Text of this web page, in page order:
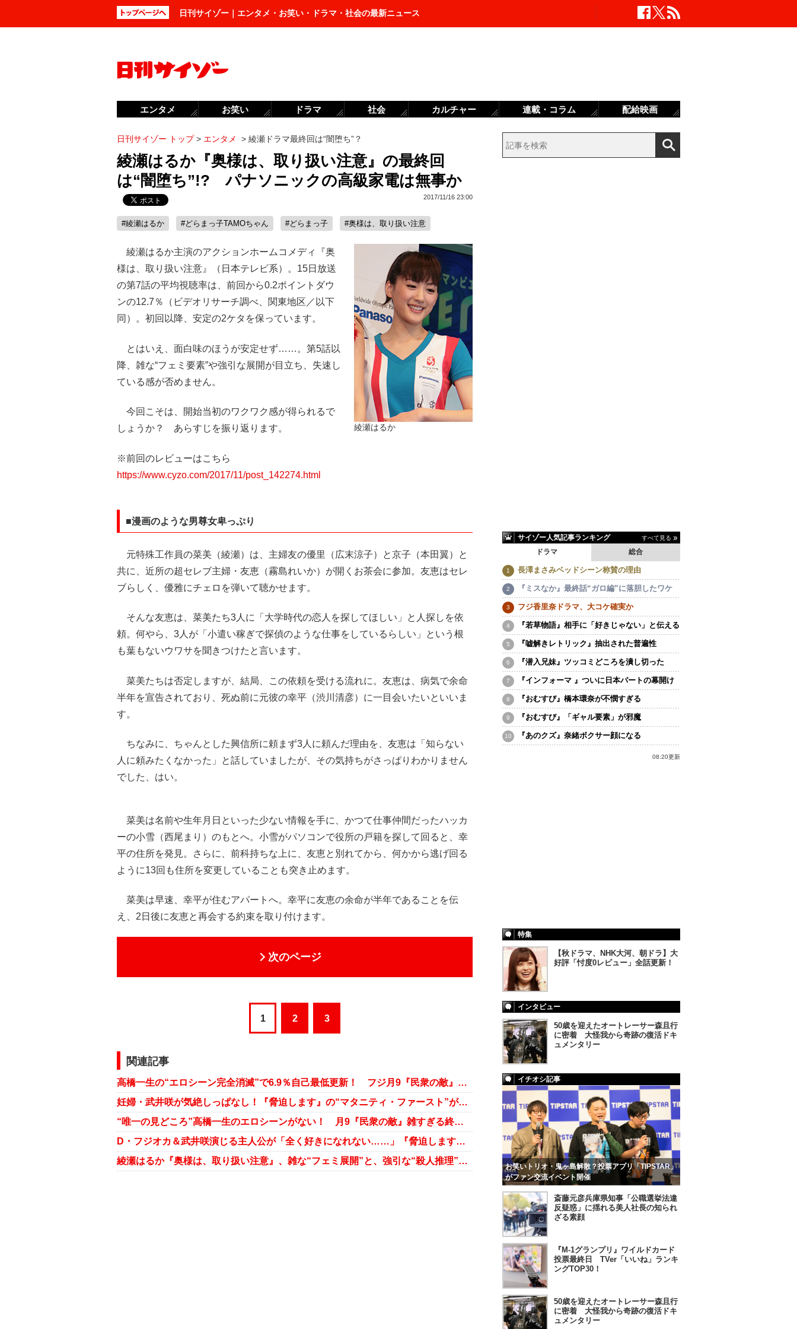
日刊サイゾー｜エンタメ・お笑い・ドラマ・社会の最新ニュース
日刊サイゾー トップ> エンタメ > 綾瀬ドラマ最終回は“闇堕ち”？
綾瀬はるか『奥様は、取り扱い注意』の最終回
は“闇堕ち”!? パナソニックの高級家電は無事か
2017/11/16 23:00
#綾瀬はるか #どらまっ子TAMOちゃん #どらまっ子 #奥様は、取り扱い注意
綾瀬はるか
綾瀬はるか主演のアクションホームコメディ『奥
様は、取り扱い注意』（日本テレビ系）。15日放送
の第7話の平均視聴率は、前回から0.2ポイントダウ
ンの12.7％（ビデオリサーチ調べ、関東地区／以下
同）。初回以降、安定の2ケタを保っています。
とはいえ、面白味のほうが安定せず……。第5話以
降、雑な“フェミ要素”や強引な展開が目立ち、失速し
ている感が否めません。
今回こそは、開始当初のワクワク感が得られるで
しょうか？ あらすじを振り返ります。
※前回のレビューはこちら
https://www.cyzo.com/2017/11/post_142274.html
■漫画のような男尊女卑っぷり
元特殊工作員の菜美（綾瀬）は、主婦友の優里（広末涼子）と京子（本田翼）と
共に、近所の超セレブ主婦・友恵（霧島れいか）が開くお茶会に参加。友恵はセレ
ブらしく、優雅にチェロを弾いて聴かせます。
そんな友恵は、菜美たち3人に「大学時代の恋人を探してほしい」と人探しを依
頼。何やら、3人が「小遣い稼ぎで探偵のような仕事をしているらしい」という根
も葉もないウワサを聞きつけたと言います。
菜美たちは否定しますが、結局、この依頼を受ける流れに。友恵は、病気で余命
半年を宣告されており、死ぬ前に元彼の幸平（渋川清彦）に一目会いたいといいま
す。
ちなみに、ちゃんとした興信所に頼まず3人に頼んだ理由を、友恵は「知らない
人に頼みたくなかった」と話していましたが、その気持ちがさっぱりわかりません
でした、はい。
菜美は名前や生年月日といった少ない情報を手に、かつて仕事仲間だったハッカ
ーの小雪（西尾まり）のもとへ。小雪がパソコンで役所の戸籍を探して回ると、幸
平の住所を発見。さらに、前科持ちな上に、友恵と別れてから、何かから逃げ回る
ように13回も住所を変更していることも突き止めます。
菜美は早速、幸平が住むアパートへ。幸平に友恵の余命が半年であることを伝
え、2日後に友恵と再会する約束を取り付けます。
次のページ
1 2 3
関連記事
高橋一生の“エロシーン完全消滅”で6.9％自己最低更新！ フジ月9『民衆の敵』がテコ入れか
妊婦・武井咲が気絶しっぱなし！『脅迫します』の“マタニティ・ファースト”が綾野剛超え!!
“唯一の見どころ”高橋一生のエロシーンがない！ 月9『民衆の敵』雑すぎる終わり方に呆気
D・フジオカ＆武井咲演じる主人公が「全く好きになれない……」『脅迫します』5.9％自己最低！
綾瀬はるか『奥様は、取り扱い注意』、雑な“フェミ展開”と、強引な“殺人推理”にがっかり
サイゾー人気記事ランキング すべて見る
ドラマ 総合
長澤まさみベッドシーン称賛の理由
『ミスなか』最終話“ガロ編”に落胆したワケ
フジ香里奈ドラマ、大コケ確実か
『若草物語』相手に「好きじゃない」と伝える
『嘘解きレトリック』抽出された普遍性
『潜入兄妹』ツッコミどころを潰し切った
『インフォーマ 』ついに日本パートの幕開け
『おむすび』橋本環奈が不憫すぎる
『おむすび』「ギャル要素」が邪魔
『あのクズ』奈緒ボクサー顔になる
08:20更新
特集
【秋ドラマ、NHK大河、朝ドラ】大
好評「忖度0レビュー」全話更新！
インタビュー
50歳を迎えたオートレーサー森且行
に密着 大怪我から奇跡の復活ドキ
ュメンタリー
イチオシ記事
お笑いトリオ・鬼ヶ島解散？投票アプリ「TIPSTAR」
がファン交流イベント開催
斎藤元彦兵庫県知事「公職選挙法違
反疑惑」に揺れる美人社長の知られ
ざる素顔
『M-1グランプリ』ワイルドカード
投票最終日 TVer「いいね」ランキ
ングTOP30！
50歳を迎えたオートレーサー森且行
に密着 大怪我から奇跡の復活ドキ
ュメンタリー
エンタメ お笑い ドラマ 社会 カルチャー 連載・コラム 配給映画